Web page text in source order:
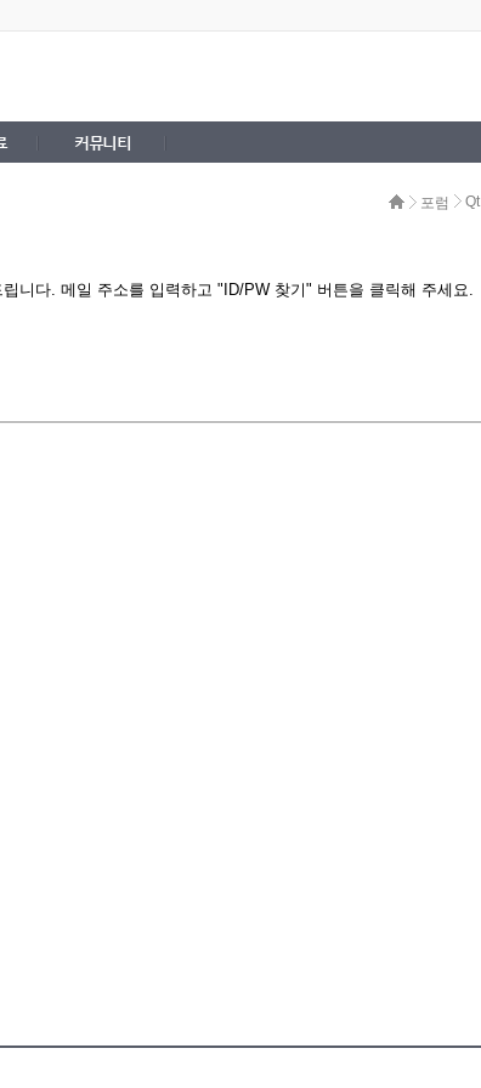
커뮤니티
포럼 Qt
니다. 메일 주소를 입력하고 "ID/PW 찾기" 버튼을 클릭해 주세요.